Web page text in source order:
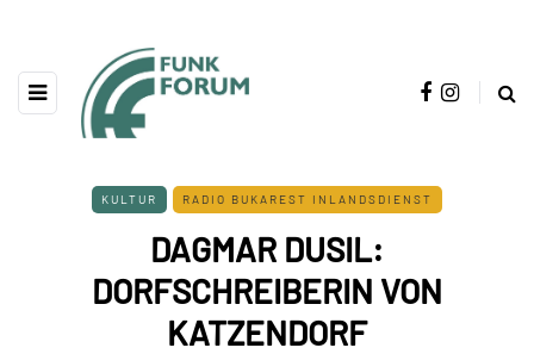
KULTUR RADIO BUKAREST INLANDSDIENST
DAGMAR DUSIL:
DORFSCHREIBERIN VON
KATZENDORF